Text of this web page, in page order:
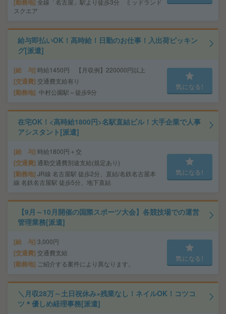
勤務地
スクエア
給与即払いOK！高時給！日勤のお仕事！入出荷ピッキン
グ[派遣]
給 与 時給1450円 【月収例】220000円以上
交通費 交通費支給有り
勤務地 中村公園駅～徒歩9分
気になる!
在宅OK！<高時給1800円>名駅直結ビル！大手企業で人事
アシスタント[派遣]
給 与 時給1800円＋交
交通費 通勤交通費別途支給(規定あり)
勤務地 JR線 名古屋駅 徒歩2分、直結/名鉄名古屋本
線 名鉄名古屋駅 徒歩5分、地下直結
気になる!
【9月～10月開催の国際スポーツ大会】各競技場での運営
管理業務[派遣]
給 与 3,000円
交通費 交通費支給
勤務地 ご紹介する案件により異なります。
気になる!
＼月収28万～土日祝休み×残業なし！ネイルOK！コツコ
ツ＊優しめ経理事務[派遣]